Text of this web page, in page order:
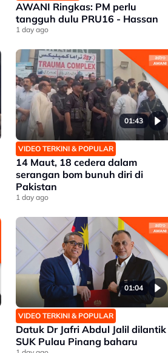
AWANI Ringkas: PM perlu
tangguh dulu PRU16 - Hassan
1 day ago
01:43
VIDEO TERKINI & POPULAR
14 Maut, 18 cedera dalam
serangan bom bunuh diri di
Pakistan
1 day ago
01:04
VIDEO TERKINI & POPULAR
Datuk Dr Jafri Abdul Jalil dilantik
SUK Pulau Pinang baharu